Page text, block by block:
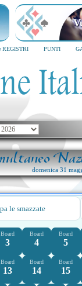
REGISTRI PUNTI
domenica 31
le smazzate
Board
3
Board
4
Board
5
Board
13
Board
14
Board
15